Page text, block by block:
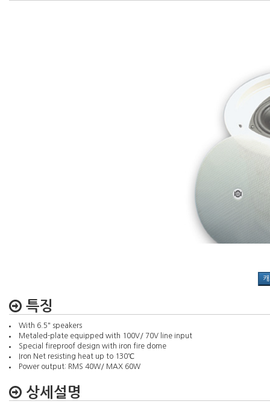
특징
With 6.5" speakers
Metaled-plate equipped with 100V/ 70V line input
Special fireproof design with iron fire dome
Iron Net resisting heat up to 130℃
Power output: RMS 40W/ MAX 60W
상세설명